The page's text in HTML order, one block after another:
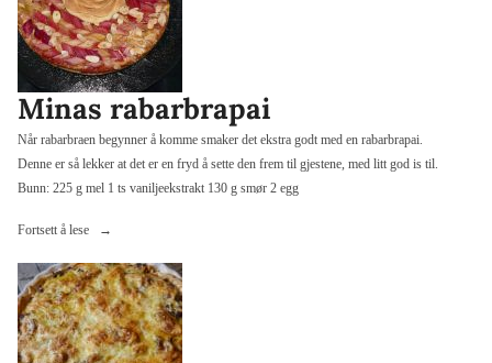
Minas rabarbrapai
Når rabarbraen begynner å komme smaker det ekstra godt med en rabarbrapai.
Denne er så lekker at det er en fryd å sette den frem til gjestene, med litt god is til.
Bunn: 225 g mel 1 ts vaniljeekstrakt 130 g smør 2 egg
Fortsett å lese
«Minas